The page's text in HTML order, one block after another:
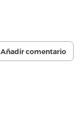
Añadir comentario